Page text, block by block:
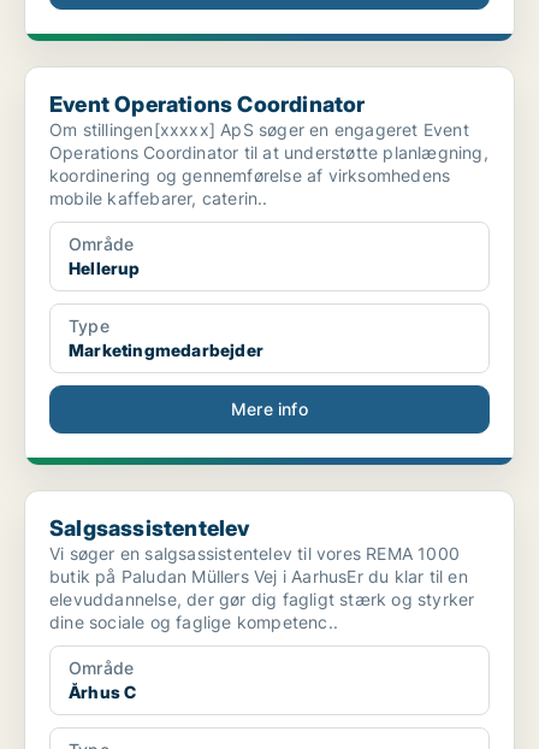
Event Operations Coordinator
Event Operations Coordinator
Om stillingen[xxxxx] ApS søger en engageret Event
Operations Coordinator til at understøtte planlægning,
koordinering og gennemførelse af virksomhedens
mobile kaffebarer, caterin..
Område
Hellerup
Type
Marketingmedarbejder
Mere info
Salgsassistentelev
Salgsassistentelev
Vi søger en salgsassistentelev til vores REMA 1000
butik på Paludan Müllers Vej i AarhusEr du klar til en
elevuddannelse, der gør dig fagligt stærk og styrker
dine sociale og faglige kompetenc..
Område
Århus C